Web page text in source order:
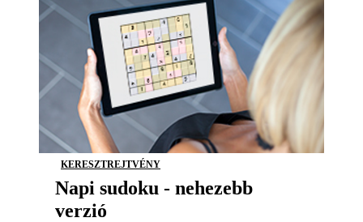
KERESZTREJTVÉNY
Napi sudoku - nehezebb
verzió